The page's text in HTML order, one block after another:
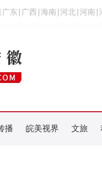
广东 广西 海南 河北 河南
播 皖美视界 文旅